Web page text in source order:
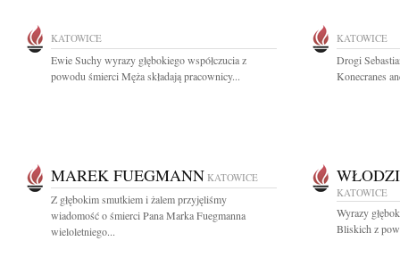
KATOWICE
Ewie Suchy wyrazy głębokiego współczucia z
powodu śmierci Męża składają pracownicy...
KATOWICE
Drogi
Konecranes
MAREK FUEGMANN KATOWICE
Z głębokim smutkiem i żalem przyjęliśmy
wiadomość o śmierci Pana Marka Fuegmanna
wieloletniego...
KATOWICE
Wyrazy
Bliskich z